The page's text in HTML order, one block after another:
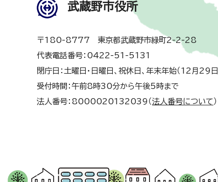
武蔵野市役所
〒180-8777 東京都武蔵野市緑町2-2-28
代表電話番号：0422-51-5131
閉庁日：土曜日・日曜日、祝休日、年末年始（12月29
受付時間：午前8時30分から午後5時まで
法人番号：8000020132039（ 法人番号について ）